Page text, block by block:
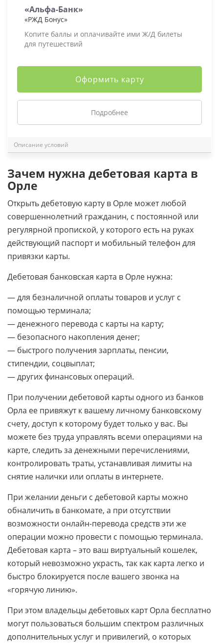
«Альфа-Банк»
«РЖД Бонус»
Копите баллы и оплачивайте ими Ж/Д билеты
для путешествий
Оформить карту
Подробнее
Описание условий
Зачем нужна дебетовая карта в
Орле
Открыть дебетовую карту в Орле может любой
совершеннолетний гражданин, с постоянной или
регулярной пропиской, у которого есть на руках
действующий паспорт и мобильный телефон для
привязки карты.
Дебетовая банковская карта в Орле нужна:
— для безналичной оплаты товаров и услуг с
помощью терминала;
— денежного перевода с карты на карту;
— безопасного накопления денег;
— быстрого получения зарплаты, пенсии,
стипендии, соцвыплат;
— других финансовых операций.
При получении дебетовой карты одного из банков
Орла ее привяжут к вашему личному банковскому
счету, доступ к которому будет только у вас. Вы
можете без труда управлять всеми операциями на
карте, следить за денежными перечислениями,
контролировать траты, устанавливая лимиты на
снятие налички или оплаты в интернете.
При желании деньги с дебетовой карты можно
обналичить в банкомате, а при отсутствии
возможности онлайн-перевода средств эти же
операции можно провести с помощью терминала.
Дебетовая карта – это ваш виртуальный кошелек,
который невозможно украсть, так как карта легко и
быстро блокируется после вашего звонка на
«горячую линию».
При этом владельцы дебетовых карт Орла бесплатно
могут пользоваться большим спектром различных
дополнительных услуг и привилегий, о которых